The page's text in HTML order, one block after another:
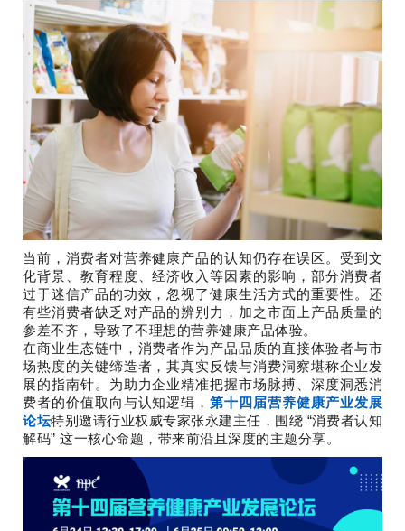
当前，消费者对营养健康产品的认知仍存在误区。受到文
化背景、教育程度、经济收入等因素的影响，部分消费者
过于迷信产品的功效，忽视了健康生活方式的重要性。还
有些消费者缺乏对产品的辨别力，加之市面上产品质量的
参差不齐，导致了不理想的营养健康产品体验。
在商业生态链中，消费者作为产品品质的直接体验者与市
场热度的关键缔造者，其真实反馈与消费洞察堪称企业发
展的指南针。为助力企业精准把握市场脉搏、深度洞悉消
费者的价值取向与认知逻辑，第十四届营养健康产业发展
论坛特别邀请行业权威专家张永建主任，围绕 “消费者认知
解码” 这一核心命题，带来前沿且深度的主题分享。